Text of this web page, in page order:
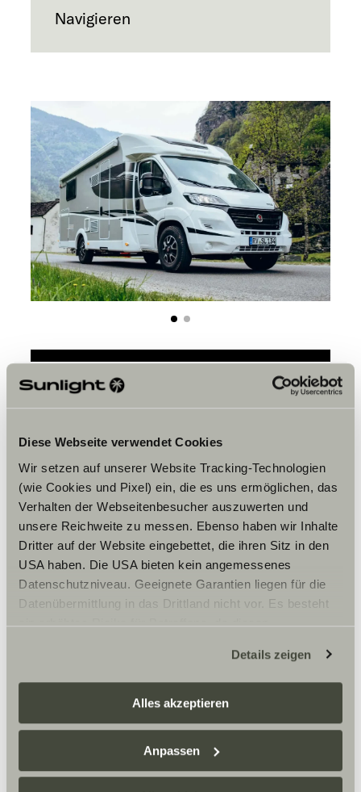
Diese Webseite verwendet Cookies
Wir setzen auf unserer Website Tracking-Technologien
(wie Cookies und Pixel) ein, die es uns ermöglichen, das
Verhalten der Webseitenbesucher auszuwerten und
unsere Reichweite zu messen. Ebenso haben wir Inhalte
Dritter auf der Website eingebettet, die ihren Sitz in den
USA haben. Die USA bieten kein angemessenes
Datenschutzniveau. Geeignete Garantien liegen für die
Datenübermittlung in das Drittland nicht vor. Es besteht
ein erhöhtes Risiko für Betroffene, da diesen
zustehen. Eingesetzte Dienstleister können Daten für
eigene Zwecke verarbeiten und mit anderen Daten
zusammenführen. Weitere Informationen finden Sie hier:
Datenschutzerklärung
einzelne Cookies/Dienste in den Einstellungen aus,
erteilen Sie uns Ihre Einwilligung zur Verarbeitung Ihrer
Details zeigen
Alles akzeptieren
Anpassen
Navigieren
Gast-Caravaning-Bausch GmbH ist dein Sunlight
Händler in Riederich und offizieller Partner für
Vermietung und Service rund um dein nächstes
Öffnungszeiten
FAHRZEUGVERKAUF
Montag – Freitag:
Cookies, um die Inhalte zu sehen.
Cookie-Einstellungen